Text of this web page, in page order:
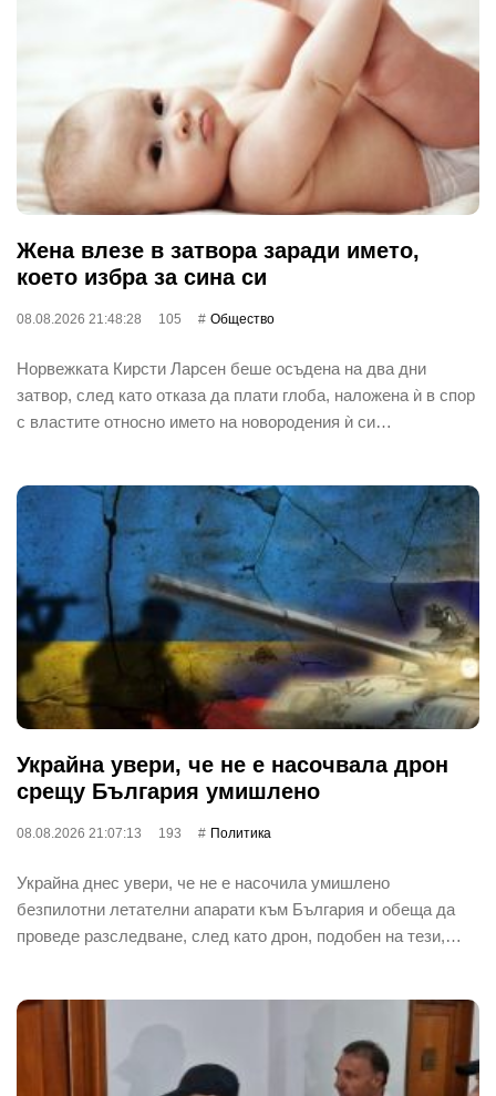
Жена влезе в затвора заради името,
което избра за сина си
08.08.2026 21:48:28 105 Общество
Норвежката Кирсти Ларсен беше осъдена на два дни
затвор, след като отказа да плати глоба, наложена ѝ в спор
с властите относно името на новородения ѝ си…
Украйна увери, че не е насочвала дрон
срещу България умишлено
08.08.2026 21:07:13 193 Политика
Украйна днес увери, че не е насочила умишлено
безпилотни летателни апарати към България и обеща да
проведе разследване, след като дрон, подобен на тези,…